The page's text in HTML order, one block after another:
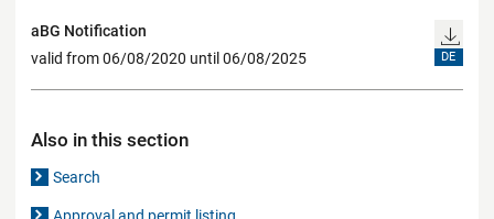
aBG Notification
valid from 06/08/2020 until 06/08/2025
DE
Also in this section
Search